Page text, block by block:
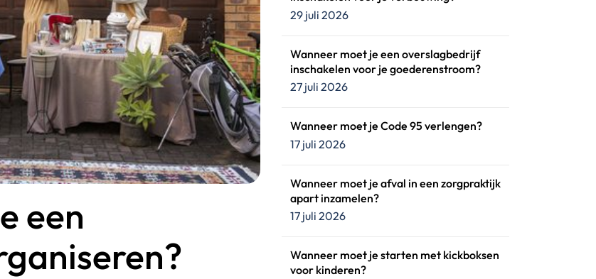
een
29 juli 2026
Wanneer moet je een overslagbedrijf
inschakelen voor je goederenstroom?
27 juli 2026
Wanneer moet je Code 95 verlengen?
17 juli 2026
Wanneer moet je afval in een zorgpraktijk
apart inzamelen?
17 juli 2026
Wanneer moet je starten met kickboksen
voor kinderen?